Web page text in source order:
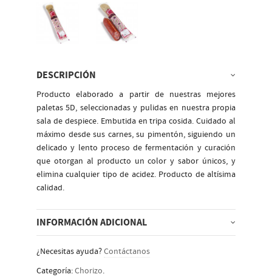
DESCRIPCIÓN
Producto elaborado a partir de nuestras mejores
paletas 5D, seleccionadas y pulidas en nuestra propia
sala de despiece. Embutida en tripa cosida. Cuidado al
máximo desde sus carnes, su pimentón, siguiendo un
delicado y lento proceso de fermentación y curación
que otorgan al producto un color y sabor únicos, y
elimina cualquier tipo de acidez. Producto de altísima
calidad.
INFORMACIÓN ADICIONAL
¿Necesitas ayuda?Contáctanos
Categoría:Chorizo.